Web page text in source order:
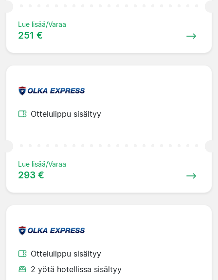
Lue lisää/Varaa
251 €
Ottelulippu sisältyy
Lue lisää/Varaa
293 €
Ottelulippu sisältyy
2 yötä hotellissa sisältyy